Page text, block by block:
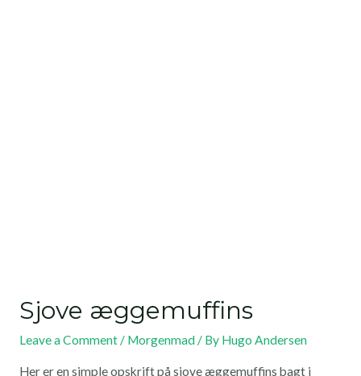
Sjove æggemuffins
Leave a Comment / Morgenmad/ By Hugo Andersen
Her er en simple opskrift på sjove æggemuffins bagt i